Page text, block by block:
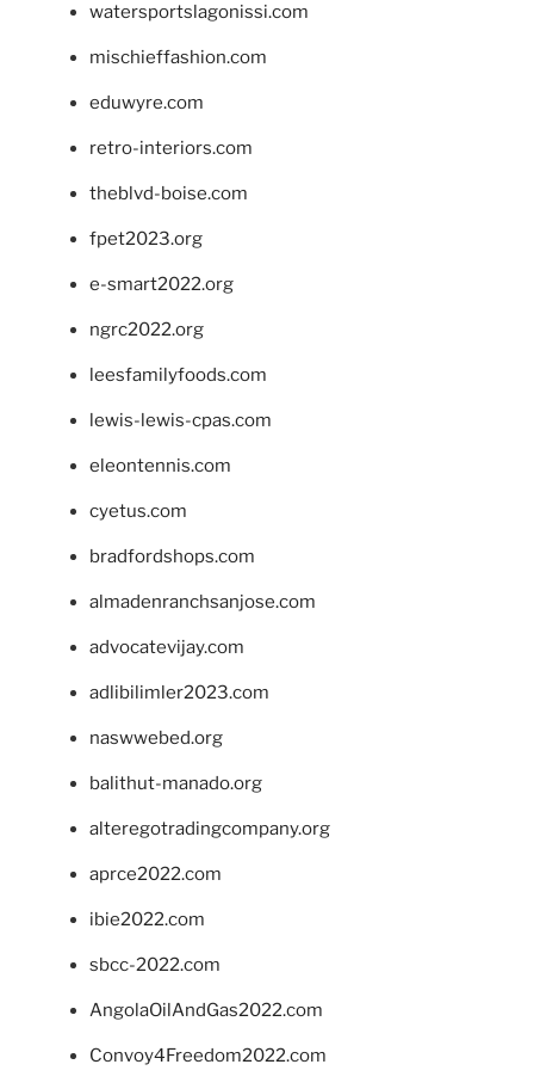
watersportslagonissi.com
mischieffashion.com
eduwyre.com
retro-interiors.com
theblvd-boise.com
fpet2023.org
e-smart2022.org
ngrc2022.org
leesfamilyfoods.com
lewis-lewis-cpas.com
eleontennis.com
cyetus.com
bradfordshops.com
almadenranchsanjose.com
advocatevijay.com
adlibilimler2023.com
naswwebed.org
balithut-manado.org
alteregotradingcompany.org
aprce2022.com
ibie2022.com
sbcc-2022.com
AngolaOilAndGas2022.com
Convoy4Freedom2022.com